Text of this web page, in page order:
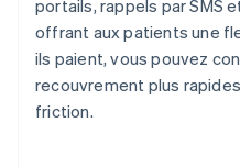
portails, rappels par SMS
offrant aux patients une
ils paient, vous pouvez
recouvrement plus
friction.